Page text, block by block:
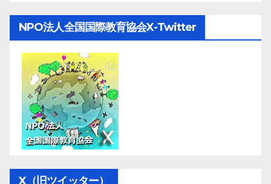
NPO法人全国国際教育協会X-Twitter
X（旧ツイッター）